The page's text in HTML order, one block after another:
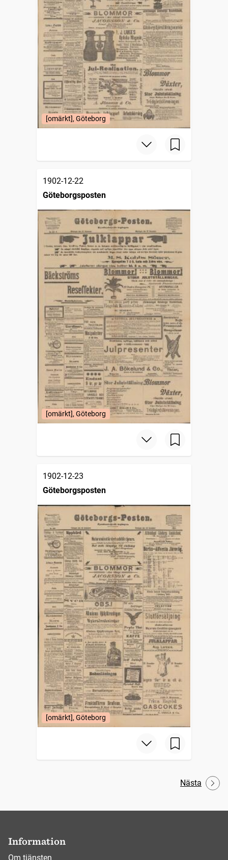
[omärkt], Göteborg
1902-12-22
Göteborgsposten
[omärkt], Göteborg
1902-12-23
Göteborgsposten
[omärkt], Göteborg
Nästa
Information
Om tjänsten